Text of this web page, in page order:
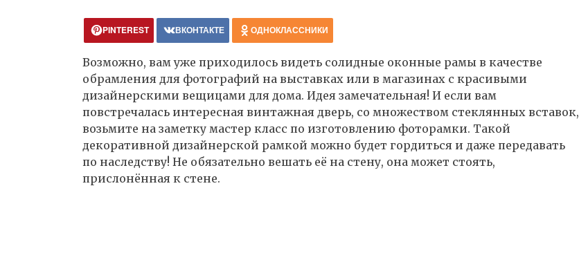
PINTEREST ВКОНТАКТЕ ОДНОКЛАССНИКИ
Возможно, вам уже приходилось видеть солидные оконные рамы в качестве
обрамления для фотографий на выставках или в магазинах с красивыми
дизайнерскими вещицами для дома. Идея замечательная! И если вам
повстречалась интересная винтажная дверь, со множеством стеклянных вставок,
возьмите на заметку мастер класс по изготовлению фоторамки. Такой
декоративной дизайнерской рамкой можно будет гордиться и даже передавать
по наследству! Не обязательно вешать её на стену, она может стоять,
прислонённая к стене.